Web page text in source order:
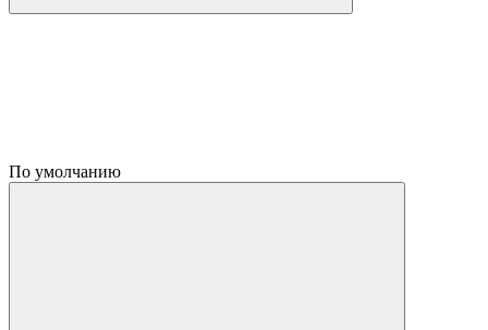
По умолчанию